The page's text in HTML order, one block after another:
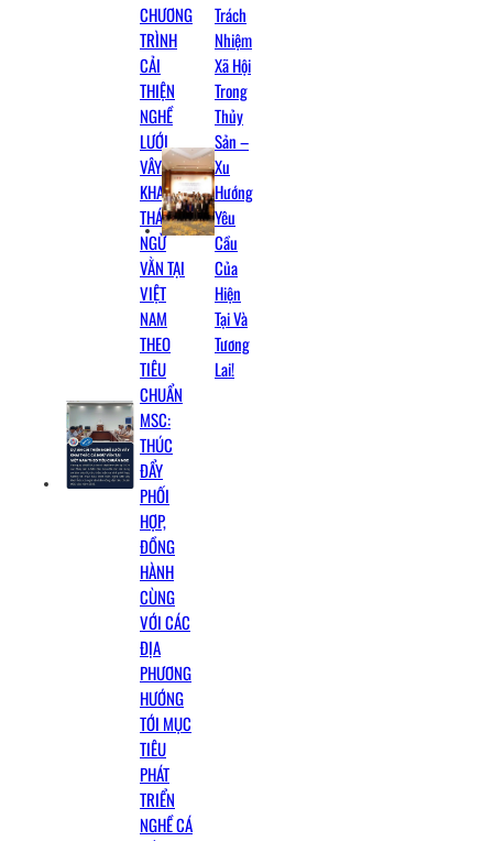
CHƯƠNG
TRÌNH
CẢI
THIỆN
NGHỀ
LƯỚI
VÂY
KHAI
THÁC CÁ
NGỪ
VẰN TẠI
VIỆT
NAM
THEO
TIÊU
CHUẨN
MSC:
THÚC
ĐẨY
PHỐI
HỢP,
ĐỒNG
HÀNH
CÙNG
VỚI CÁC
ĐỊA
PHƯƠNG
HƯỚNG
TỚI MỤC
TIÊU
PHÁT
TRIỂN
NGHỀ CÁ
Trách
Nhiệm
Xã Hội
Trong
Thủy
Sản –
Xu
Hướng
Yêu
Cầu
Của
Hiện
Tại Và
Tương
Lai!